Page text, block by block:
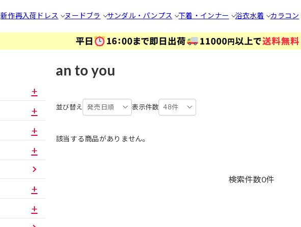
新作再入荷 ドレス ヌードブラ サンダル・パンプス 下着・インナー 浴衣水着 カラコン
an to you
並び替え 発売日順 表示件数 48件
該当する商品がありません。
検索件数0件